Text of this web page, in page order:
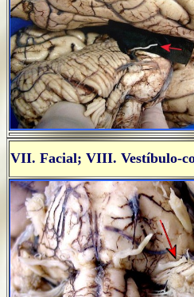
VII. Facial; VIII. Vestíbulo-